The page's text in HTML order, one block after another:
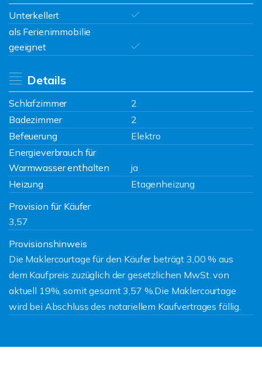
Unterkellert
als Ferienimmobilie
geeignet
Details
Schlafzimmer
2
Badezimmer
2
Befeuerung
Elektro
Energieverbrauch für
Warmwasser enthalten
ja
Heizung
Etagenheizung
Provision für Käufer
3,57
Provisionshinweis
Die Maklercourtage für den Käufer beträgt 3,00 % aus
dem Kaufpreis zuzüglich der gesetzlichen MwSt. von
aktuell 19%, somit gesamt 3,57 %.Die Maklercourtage
wird bei Abschluss des notariellem Kaufvertrages fällig.